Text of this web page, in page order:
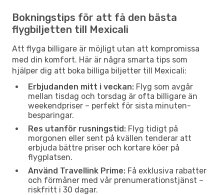
Bokningstips för att få den bästa
flygbiljetten till Mexicali
Att flyga billigare är möjligt utan att kompromissa
med din komfort. Här är några smarta tips som
hjälper dig att boka billiga biljetter till Mexicali:
Erbjudanden mitt i veckan: Flyg som avgår
mellan tisdag och torsdag är ofta billigare än
weekendpriser – perfekt för sista minuten-
besparingar.
Res utanför rusningstid: Flyg tidigt på
morgonen eller sent på kvällen tenderar att
erbjuda bättre priser och kortare köer på
flygplatsen.
Använd Travellink Prime: Få exklusiva rabatter
och förmåner med vår prenumerationstjänst –
riskfritt i 30 dagar.